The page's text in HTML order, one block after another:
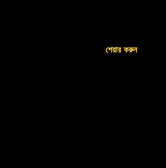
শেয়ার করুন